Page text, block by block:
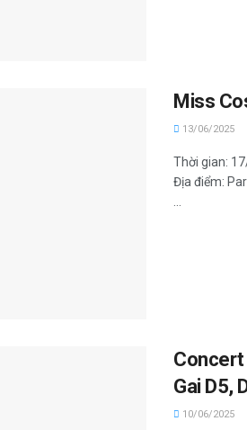
Miss
13/06/2025
Thời gian:
Địa điểm:
Concert
Gai D5,
10/06/2025